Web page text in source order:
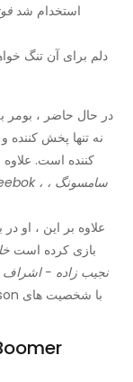
استخدام شد
دلم برای آن تنگ
در حال حاضر ، بومر
کننده است.
Reebok ، سامسونگ ،
علاوه بر این ، او
بازی کرده است
نجیب زاده - اشراف